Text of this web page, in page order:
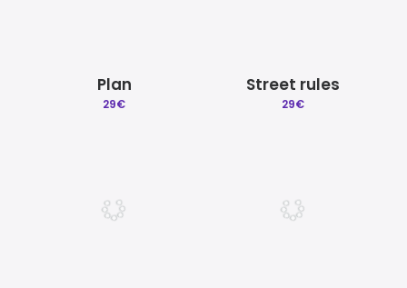
Plan
29€
Street rules
29€